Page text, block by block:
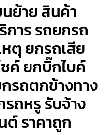
ย้าย สินค้า
การ รถยกรถ
ตุ ยกรถเสีย
ค์ ยกบิ๊กไบค์
รถตกข้างทาง
ถหรู รับจ้าง
ราคาถูก